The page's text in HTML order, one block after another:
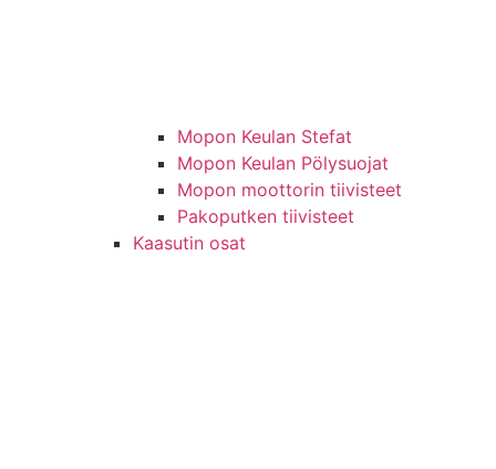
Mopon Keulan Stefat
Mopon Keulan Pölysuojat
Mopon moottorin tiivisteet
Pakoputken tiivisteet
Kaasutin osat